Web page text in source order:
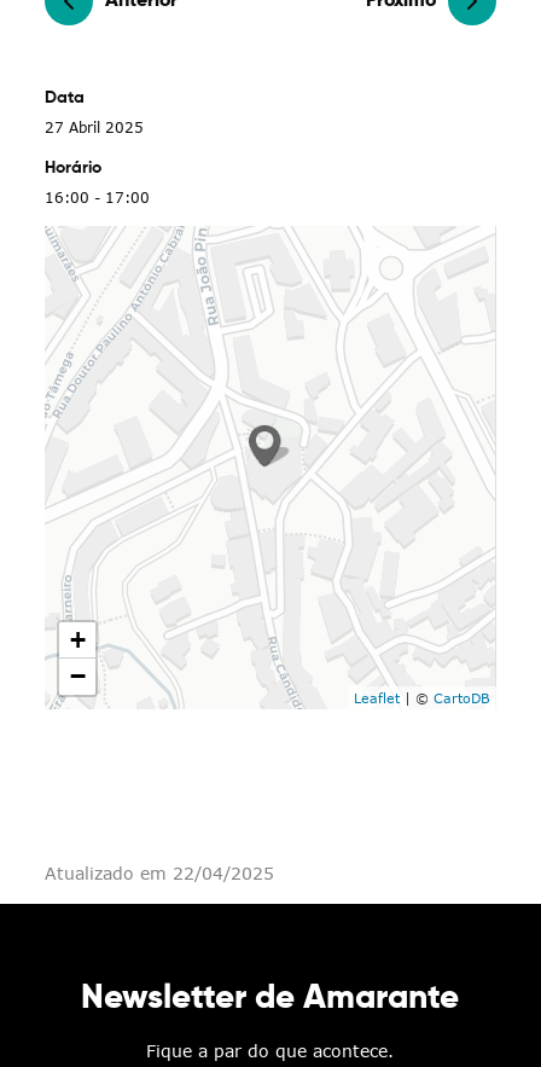
Data
27 Abril 2025
Horário
16:00 - 17:00
+
−
Leaflet| © CartoDB
Atualizado em 22/04/2025
Newsletter de Amarante
Fique a par do que acontece.